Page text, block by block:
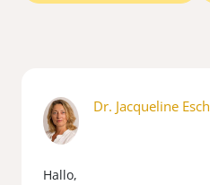
Dr. Jacqueline Esch
Hallo,